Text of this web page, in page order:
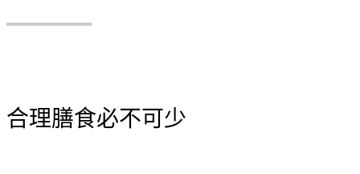
合理膳食必不可少